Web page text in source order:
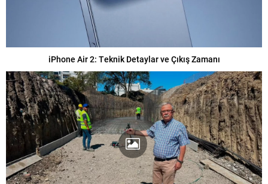
iPhone Air 2: Teknik Detaylar ve Çıkış Zamanı